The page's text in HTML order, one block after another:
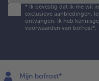
* Ik bevestig dat ik me wil
exclusieve aanbiedingen,
ontvangen. Ik heb
voorwaarden van bofrost*.
Mijn bofrost*